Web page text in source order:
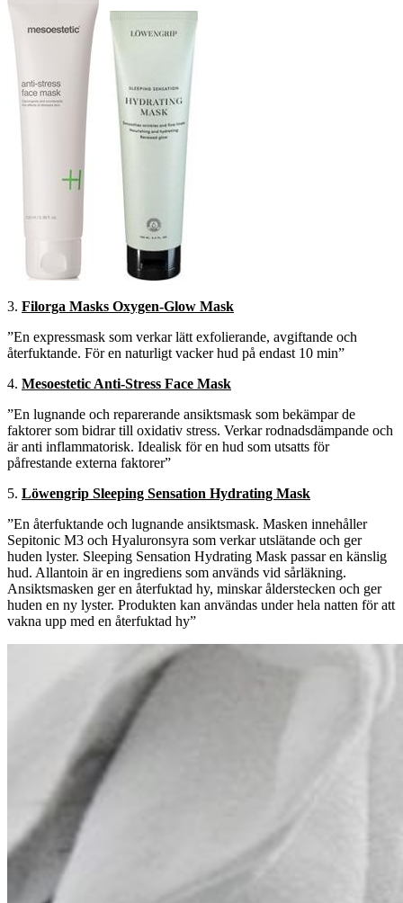
3. Filorga Masks Oxygen-Glow Mask
”En expressmask som verkar lätt exfolierande, avgiftande och
återfuktande. För en naturligt vacker hud på endast 10 min”
4. Mesoestetic Anti-Stress Face Mask
”En lugnande och reparerande ansiktsmask som bekämpar de
faktorer som bidrar till oxidativ stress. Verkar rodnadsdämpande och
är anti inflammatorisk. Idealisk för en hud som utsatts för
påfrestande externa faktorer”
5. Löwengrip Sleeping Sensation Hydrating Mask
”En återfuktande och lugnande ansiktsmask. Masken innehåller
Sepitonic M3 och Hyaluronsyra som verkar utslätande och ger
huden lyster. Sleeping Sensation Hydrating Mask passar en känslig
hud. Allantoin är en ingrediens som används vid sårläkning.
Ansiktsmasken ger en återfuktad hy, minskar ålderstecken och ger
huden en ny lyster. Produkten kan användas under hela natten för att
vakna upp med en återfuktad hy”